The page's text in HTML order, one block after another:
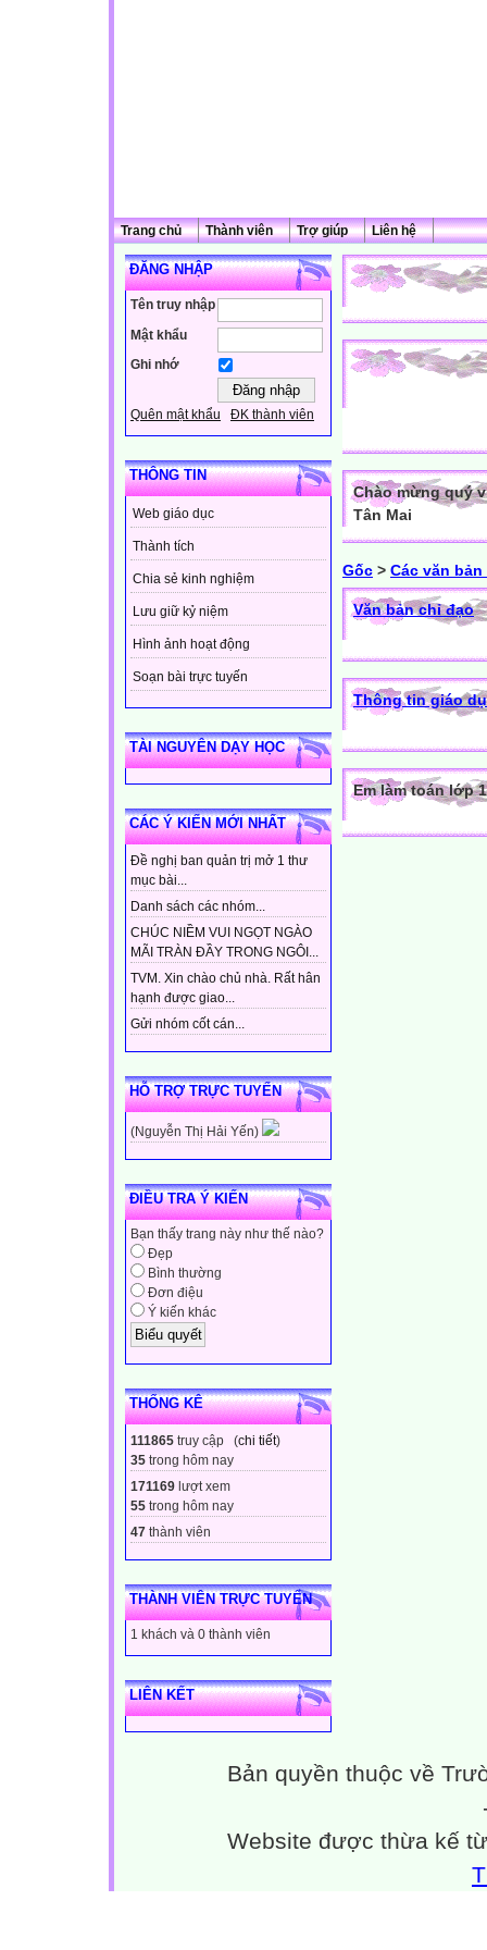
Trang chủ Thành viên Trợ giúp Liên hệ
ĐĂNG NHẬP
Tên truy nhập
Mật khẩu
Ghi nhớ
Quên mật khẩu ĐK thành viên
THÔNG TIN
Web giáo dục
Thành tích
Chia sẻ kinh nghiệm
Lưu giữ kỷ niệm
Hình ảnh hoạt động
Soạn bài trực tuyến
TÀI NGUYÊN DẠY HỌC
CÁC Ý KIẾN MỚI NHẤT
Đề nghị ban quản trị mở 1 thư
mục bài...
Danh sách các nhóm...
CHÚC NIỀM VUI NGỌT NGÀO
MÃI TRÀN ĐẦY TRONG NGÔI...
TVM. Xin chào chủ nhà. Rất hân
hạnh được giao...
Gửi nhóm cốt cán...
HỖ TRỢ TRỰC TUYẾN
(Nguyễn Thị Hải Yến)
ĐIỀU TRA Ý KIẾN
Bạn thấy trang này như thế nào?
Đẹp
Bình thường
Đơn điệu
Ý kiến khác
THỐNG KÊ
111865 truy cập (chi tiết)
35 trong hôm nay
171169 lượt xem
55 trong hôm nay
47 thành viên
THÀNH VIÊN TRỰC TUYẾN
1 khách và 0 thành viên
LIÊN KẾT
Chào mừng quý
Tân Mai
Gốc > Các văn
Văn bản chỉ đạo
Thông tin giáo
Em làm toán lớp 1
Bản quyền thuộc về
Website được thừa kế